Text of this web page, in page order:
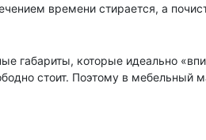
времени стирается, а
габариты, которые идеально
стоит. Поэтому в мебельный